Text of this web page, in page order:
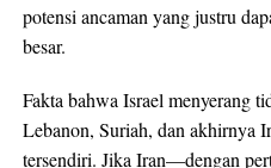
potensi ancaman yang justru
besar.
Fakta bahwa Israel menyerang
Lebanon, Suriah, dan akhirnya
tersendiri. Jika Iran—dengan